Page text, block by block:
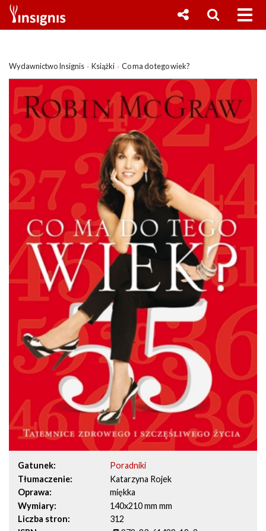
Wydawnictwo Insignis Książki Co ma do tego wiek?
Gatunek
Poradniki
Tłumaczenie
Katarzyna Rojek
Oprawa
miękka
Wymiary
140x210 mm mm
Liczba stron
312